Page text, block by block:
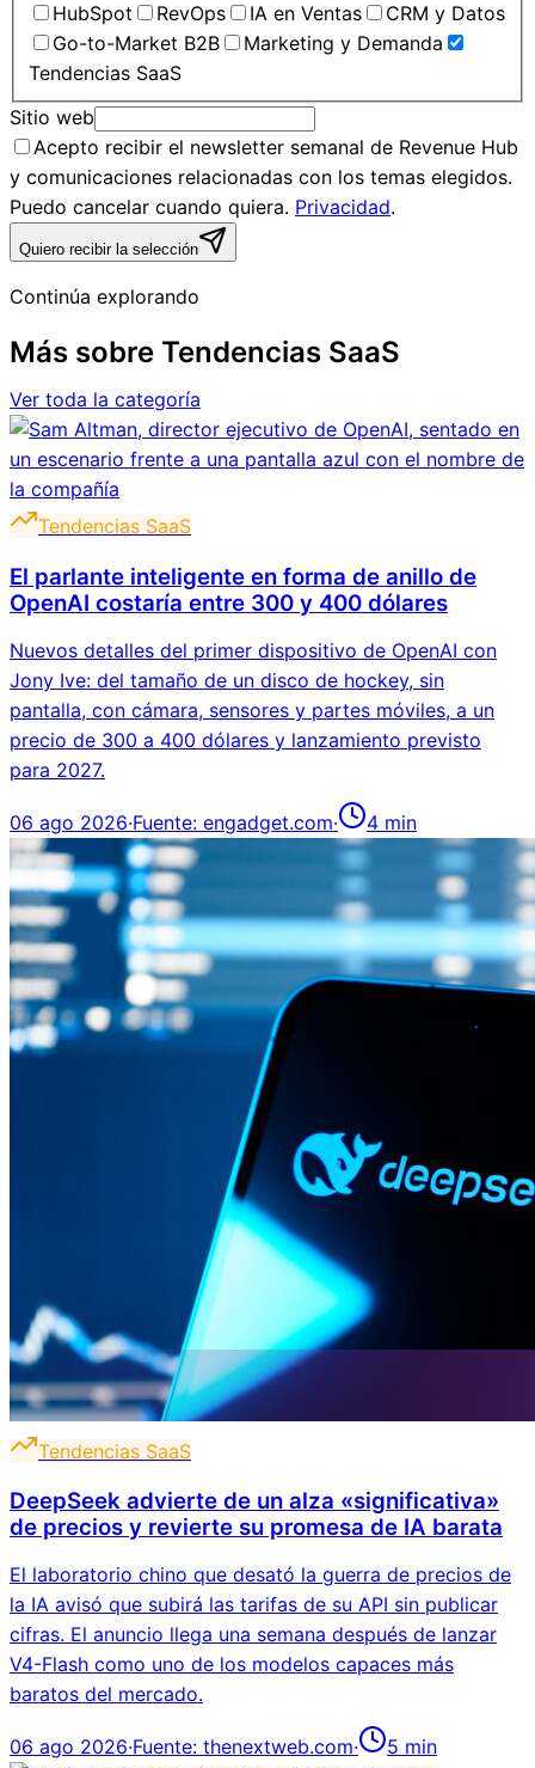
HubSpot
RevOps IA en Ventas
CRM y Datos
Go-to-Market B2B
Marketing y Demanda
Tendencias SaaS
Sitio web
Acepto recibir el newsletter semanal de Revenue Hub
y comunicaciones relacionadas con los temas elegidos.
Puedo cancelar cuando quiera. Privacidad.
Quiero recibir la selección
Continúa explorando
Más sobre Tendencias SaaS
Ver toda la categoría
Tendencias SaaS
El parlante inteligente en forma de anillo de
OpenAI costaría entre 300 y 400 dólares
Nuevos detalles del primer dispositivo de OpenAI con
Jony Ive: del tamaño de un disco de hockey, sin
pantalla, con cámara, sensores y partes móviles, a un
precio de 300 a 400 dólares y lanzamiento previsto
para 2027.
06 ago 2026·Fuente: engadget.com· 4 min
Tendencias SaaS
DeepSeek advierte de un alza «significativa»
de precios y revierte su promesa de IA barata
El laboratorio chino que desató la guerra de precios de
la IA avisó que subirá las tarifas de su API sin publicar
cifras. El anuncio llega una semana después de lanzar
V4-Flash como uno de los modelos capaces más
baratos del mercado.
06 ago 2026·Fuente: thenextweb.com· 5 min